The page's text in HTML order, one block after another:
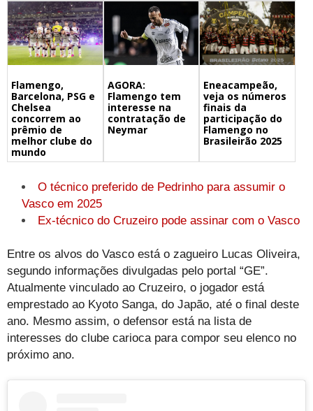
Flamengo,
Barcelona, PSG e
Chelsea
concorrem ao
prêmio de
melhor clube do
mundo
AGORA:
Flamengo tem
interesse na
contratação de
Neymar
Eneacampeão,
veja os números
finais da
participação do
Flamengo no
Brasileirão 2025
O técnico preferido de Pedrinho para assumir o
Vasco em 2025
Ex-técnico do Cruzeiro pode assinar com o Vasco
Entre os alvos do Vasco está o zagueiro Lucas Oliveira,
segundo informações divulgadas pelo portal “GE”.
Atualmente vinculado ao Cruzeiro, o jogador está
emprestado ao Kyoto Sanga, do Japão, até o final deste
ano. Mesmo assim, o defensor está na lista de
interesses do clube carioca para compor seu elenco no
próximo ano.